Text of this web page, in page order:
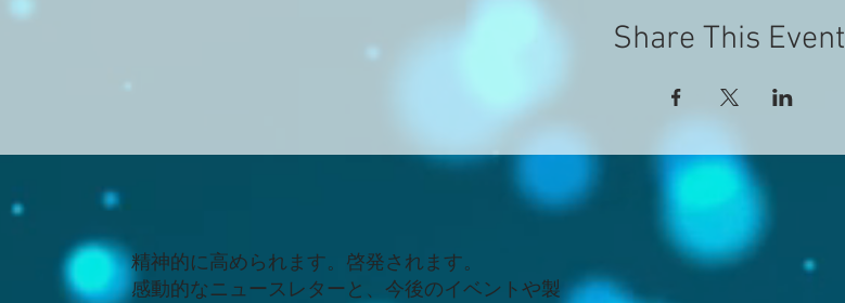
Share This Event
精神的に高められます。啓発されます。
感動的なニュースレターと、今後のイベントや製